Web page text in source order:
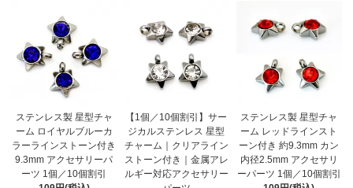
ステンレス製 星型チャ
ーム ロイヤルブルーカ
ラーラインストーン付き
9.3mm アクセサリーパ
ーツ 1個／10個割引
【1個／10個割引】サー
ジカルステンレス 星型
チャーム｜クリアライン
ストーン付き｜金属アレ
ルギー対応アクセサリー
ステンレス製 星型チャ
ーム レッドラインスト
ーン付き 約9.3mm カン
内径2.5mm アクセサリ
ーパーツ 1個／10個割引